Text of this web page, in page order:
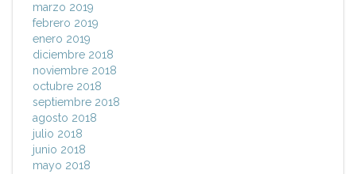
marzo 2019
febrero 2019
enero 2019
diciembre 2018
noviembre 2018
octubre 2018
septiembre 2018
agosto 2018
julio 2018
junio 2018
mayo 2018